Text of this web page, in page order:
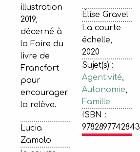
illustration
2019,
décerné à
la Foire du
livre de
Francfort
pour
encourager
la relève.
Lucia
Zamolo
Élise Gravel
La courte
échelle,
2020
Sujet(s) :
Agentivité,
Autonomie,
Famille
ISBN :
9782897742843